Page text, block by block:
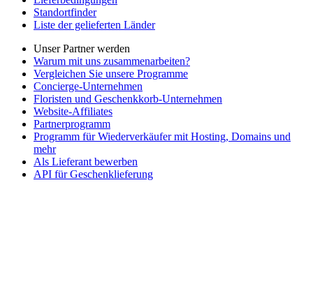
Standortfinder
Liste der gelieferten Länder
Unser Partner werden
Warum mit uns zusammenarbeiten?
Vergleichen Sie unsere Programme
Concierge-Unternehmen
Floristen und Geschenkkorb-Unternehmen
Website-Affiliates
Partnerprogramm
Programm für Wiederverkäufer mit Hosting, Domains und
mehr
Als Lieferant bewerben
API für Geschenklieferung